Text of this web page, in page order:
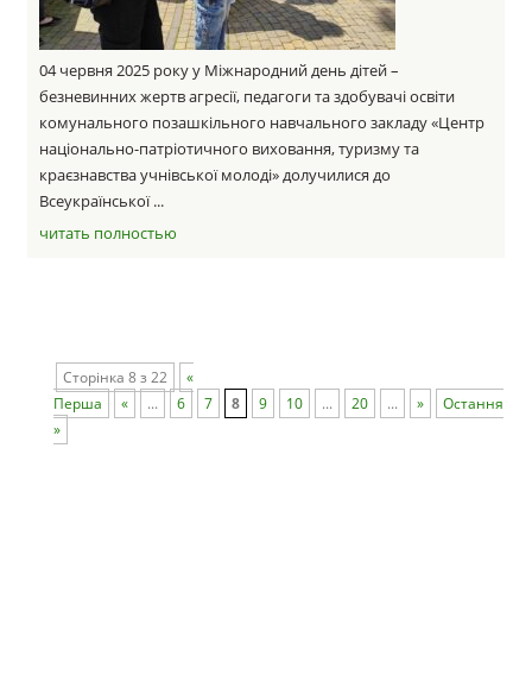
04 червня 2025 року у Міжнародний день дітей –
безневинних жертв агресії, педагоги та здобувачі освіти
комунального позашкільного навчального закладу «Центр
національно-патріотичного виховання, туризму та
краєзнавства учнівської молоді» долучилися до
Всеукраїнської ...
читать полностью
Сторінка 8 з 22
«
Перша
« ... 6 7 8 9 10 ... 20 ... »
Остання
»